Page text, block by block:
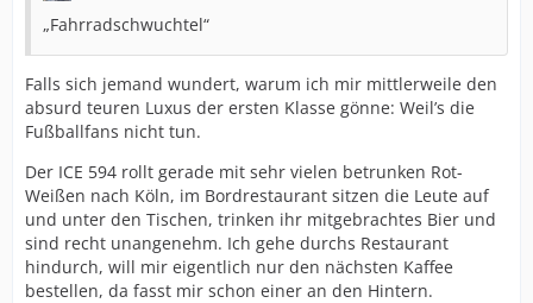
„Fahrradschwuchtel“
Falls sich jemand wundert, warum ich mir mittlerweile den
absurd teuren Luxus der ersten Klasse gönne: Weil’s die
Fußballfans nicht tun.
Der ICE 594 rollt gerade mit sehr vielen betrunken Rot-
Weißen nach Köln, im Bordrestaurant sitzen die Leute auf
und unter den Tischen, trinken ihr mitgebrachtes Bier und
sind recht unangenehm. Ich gehe durchs Restaurant
hindurch, will mir eigentlich nur den nächsten Kaffee
bestellen, da fasst mir schon einer an den Hintern.